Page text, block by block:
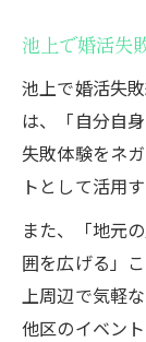
池上で婚活失
池上で婚活失
は、「自分自
失敗体験をネ
トとして活用
また、「地元
囲を広げる」
上周辺で気軽
他区のイベン